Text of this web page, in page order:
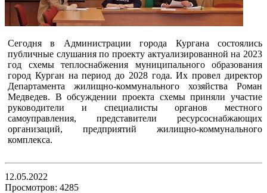
Сегодня в Администрации города Кургана состоялись
публичные слушания по проекту актуализированной на 2023
год схемы теплоснабжения муниципального образования
город Курган на период до 2028 года. Их провел директор
Департамента жилищно-коммунального хозяйства Роман
Медведев. В обсуждении проекта схемы приняли участие
руководители и специалисты органов местного
самоуправления, представители ресурсоснабжающих
организаций, предприятий жилищно-коммунального
комплекса.
12.05.2022
Просмотров: 4285